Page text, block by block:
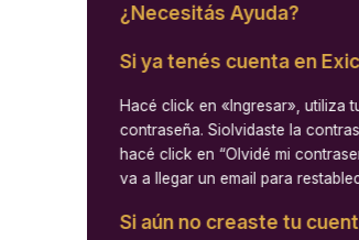
¿Necesitás Ayuda?
Si ya tenés cuenta en
Hacé click en «Ingresar», utiliza
contraseña. Siolvidaste la
hacé click en “Olvidé mi
va a llegar un email para
Si aún no creaste tu